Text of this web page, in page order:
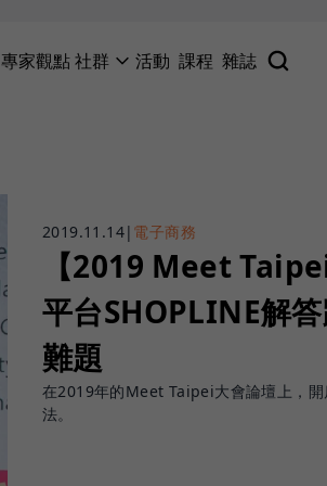
專家觀點社群 活動 課程 雜誌
2019.11.14| 電子商務
【2019 Meet
平台SHOPLINE解
難題
在2019年的Meet Taipei大會論壇上，
法。